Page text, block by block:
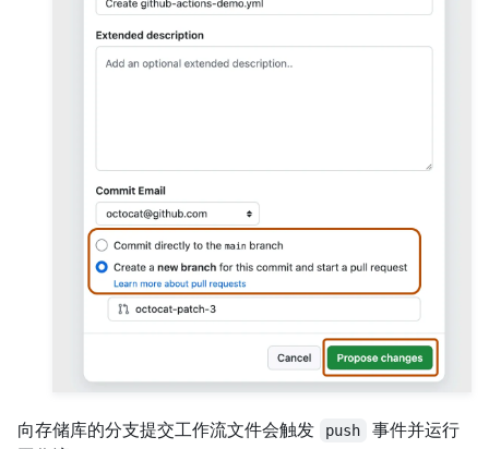
向存储库的分支提交工作流文件会触发 push
事件并运行